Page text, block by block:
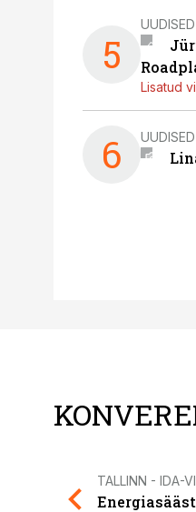
5
UUDISED
Lisatud
6 UUDISED
TALLINN - IDA-